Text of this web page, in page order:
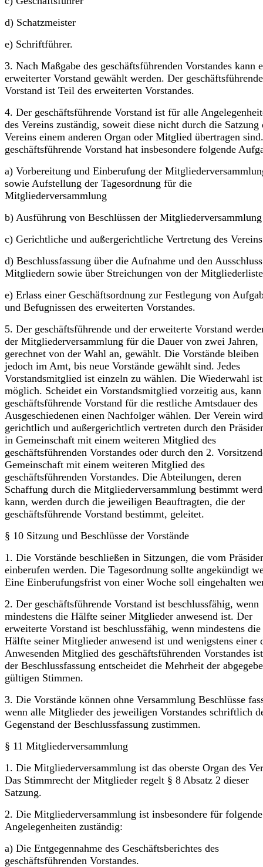
d) Schatzmeister
e) Schriftführer.
3. Nach Maßgabe des geschäftsführenden Vorstandes kann
erweiterter Vorstand gewählt werden. Der geschäftsführende
Vorstand ist Teil des erweiterten Vorstandes.
4. Der geschäftsführende Vorstand ist für alle
des Vereins zuständig, soweit diese nicht durch die Satzung
Vereins einem anderen Organ oder Mitglied übertragen
geschäftsführende Vorstand hat insbesondere folgende
a) Vorbereitung und Einberufung der
sowie Aufstellung der Tagesordnung für die
Mitgliederversammlung
b) Ausführung von Beschlüssen der Mitgliederversammlung
c) Gerichtliche und außergerichtliche Vertretung des Vereins
d) Beschlussfassung über die Aufnahme und den
Mitgliedern sowie über Streichungen von der Mitgliederliste
e) Erlass einer Geschäftsordnung zur Festlegung von
und Befugnissen des erweiterten Vorstandes.
5. Der geschäftsführende und der erweiterte Vorstand
der Mitglieder­versammlung für die Dauer von zwei Jahren,
gerechnet von der Wahl an, gewählt. Die Vorstände bleiben
jedoch im Amt, bis neue Vorstände gewählt sind. Jedes
Vorstandsmitglied ist einzeln zu wählen. Die Wiederwahl ist
möglich. Scheidet ein Vorstandsmitglied vorzeitig aus,
geschäftsführende Vorstand für die restliche Amtsdauer des
Ausgeschiedenen einen Nachfolger wählen. Der Verein wird
gerichtlich und außergerichtlich vertreten durch den
in Gemeinschaft mit einem weiteren Mitglied des
geschäftsführenden Vorstandes oder durch den 2.
Gemeinschaft mit einem weiteren Mitglied des
geschäftsführenden Vorstandes. Die Abteilungen, deren
Schaffung durch die Mitgliederversammlung bestimmt
kann, werden durch die jeweiligen Beauftragten, die der
geschäfts­führende Vorstand bestimmt, geleitet.
§ 10 Sitzung und Beschlüsse der Vorstände
1. Die Vorstände beschließen in Sitzungen, die vom
einberufen werden. Die Tagesordnung sollte angekündigt
Eine Einberufungsfrist von einer Woche soll eingehalten
2. Der geschäftsführende Vorstand ist beschlussfähig, wenn
mindestens die Hälfte seiner Mitglieder anwesend ist. Der
erweiterte Vorstand ist beschlussfähig, wenn mindestens die
Hälfte seiner Mitglieder anwesend ist und wenigstens einer
An­wesenden Mitglied des geschäftsführenden Vorstandes
der Beschlussfassung entscheidet die Mehrheit der
gültigen Stimmen.
3. Die Vorstände können ohne Versammlung Beschlüsse
wenn alle Mitglieder des jeweiligen Vorstandes schriftlich
Gegenstand der Beschlussfassung zustimmen.
§ 11 Mitgliederversammlung
1. Die Mitgliederversammlung ist das oberste Organ des
Das Stimmrecht der Mitglieder regelt § 8 Absatz 2 dieser
Satzung.
2. Die Mitgliederversammlung ist insbesondere für folgende
Angelegenheiten zuständig:
a) Die Entgegennahme des Geschäftsberichtes des
geschäftsführenden Vorstandes.